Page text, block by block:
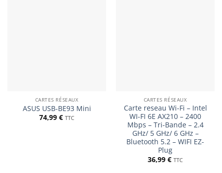
CARTES RÉSEAUX
ASUS USB-BE93 Mini
74,99 € TTC
CARTES RÉSEAUX
Carte reseau Wi-Fi – Intel
WI-FI 6E AX210 – 2400
Mbps – Tri-Bande – 2.4
GHz/ 5 GHz/ 6 GHz –
Bluetooth 5.2 – WIFI EZ-
Plug
36,99 € TTC